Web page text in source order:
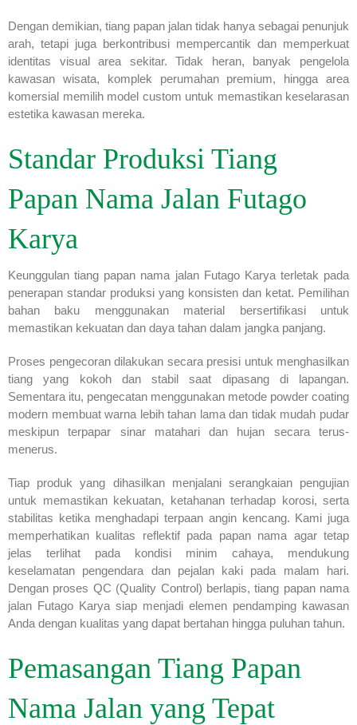
Dengan demikian, tiang papan jalan tidak hanya sebagai penunjuk
arah, tetapi juga berkontribusi mempercantik dan memperkuat
identitas visual area sekitar. Tidak heran, banyak pengelola
kawasan wisata, komplek perumahan premium, hingga area
komersial memilih model custom untuk memastikan keselarasan
estetika kawasan mereka.
Standar Produksi Tiang
Papan Nama Jalan Futago
Karya
Keunggulan tiang papan nama jalan Futago Karya terletak pada
penerapan standar produksi yang konsisten dan ketat. Pemilihan
bahan baku menggunakan material bersertifikasi untuk
memastikan kekuatan dan daya tahan dalam jangka panjang.
Proses pengecoran dilakukan secara presisi untuk menghasilkan
tiang yang kokoh dan stabil saat dipasang di lapangan.
Sementara itu, pengecatan menggunakan metode powder coating
modern membuat warna lebih tahan lama dan tidak mudah pudar
meskipun terpapar sinar matahari dan hujan secara terus-
menerus.
Tiap produk yang dihasilkan menjalani serangkaian pengujian
untuk memastikan kekuatan, ketahanan terhadap korosi, serta
stabilitas ketika menghadapi terpaan angin kencang. Kami juga
memperhatikan kualitas reflektif pada papan nama agar tetap
jelas terlihat pada kondisi minim cahaya, mendukung
keselamatan pengendara dan pejalan kaki pada malam hari.
Dengan proses QC (Quality Control) berlapis, tiang papan nama
jalan Futago Karya siap menjadi elemen pendamping kawasan
Anda dengan kualitas yang dapat bertahan hingga puluhan tahun.
Pemasangan Tiang Papan
Nama Jalan yang Tepat